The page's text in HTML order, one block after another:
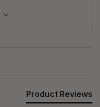
Product Reviews